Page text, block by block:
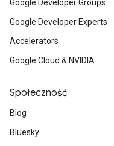
Google Developer Groups
Google Developer Experts
Accelerators
Google Cloud & NVIDIA
Społeczność
Blog
Bluesky